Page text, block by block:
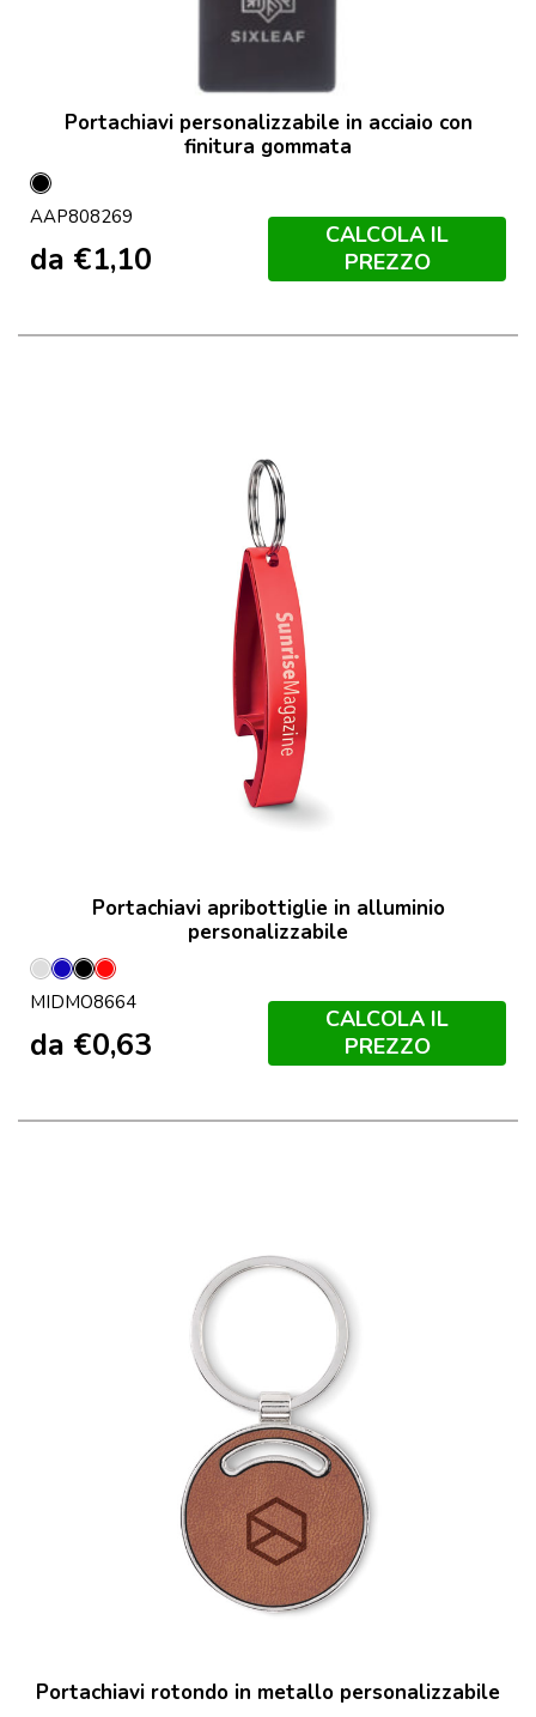
Portachiavi personalizzabile in acciaio con
finitura gommata
Nero
AAP808269
da €1,10
CALCOLA IL
PREZZO
Portachiavi apribottiglie in alluminio
personalizzabile
Argento
BluNeroRosso
MIDMO8664
da €0,63
CALCOLA IL
PREZZO
Portachiavi rotondo in metallo personalizzabile